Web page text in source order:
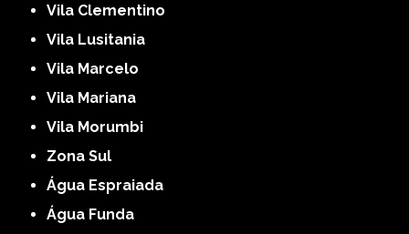
Vila Clementino
Vila Lusitania
Vila Marcelo
Vila Mariana
Vila Morumbi
Zona Sul
Água Espraiada
Água Funda